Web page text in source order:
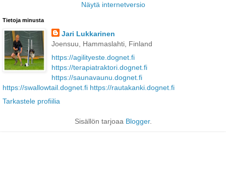
Näytä internetversio
Tietoja minusta
Jari Lukkarinen
Joensuu, Hammaslahti, Finland
https://agilityeste.dognet.fi
https://terapiatraktori.dognet.fi
https://saunavaunu.dognet.fi
https://swallowtail.dognet.fi https://rautakanki.dognet.fi
Tarkastele profiilia
Sisällön tarjoaa Blogger.